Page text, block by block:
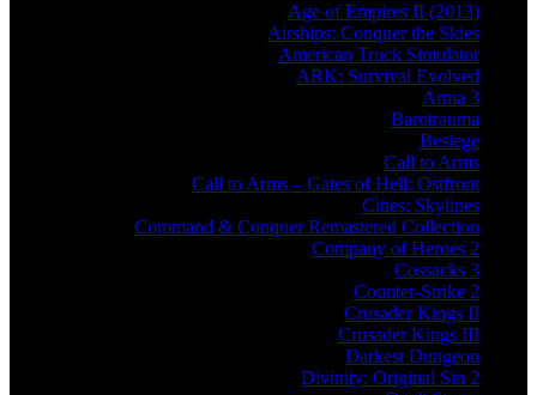
Age of Empires II (2013)
Airships: Conquer the Skies
American Truck Simulator
ARK: Survival Evolved
Arma 3
Barotrauma
Besiege
Call to Arms
Call to Arms – Gates of Hell: Ostfront
Cities: Skylines
Command & Conquer Remastered Collection
Company of Heroes 2
Cossacks 3
Counter-Strike 2
Crusader Kings II
Crusader Kings III
Darkest Dungeon
Divinity: Original Sin 2